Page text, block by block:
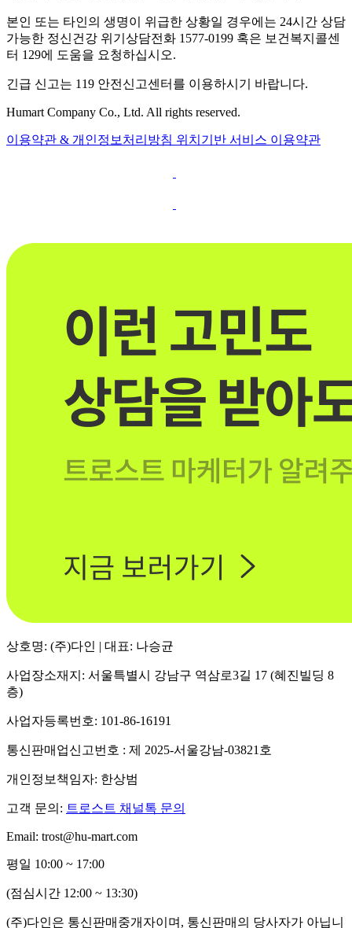
본인 또는 타인의 생명이 위급한 상황일 경우에는 24시간 상담
가능한 정신건강 위기상담전화 1577-0199 혹은 보건복지콜센
터 129에 도움을 요청하십시오.
긴급 신고는 119 안전신고센터를 이용하시기 바랍니다.
Humart Company Co., Ltd. All rights reserved.
이용약관 & 개인정보처리방침 위치기반 서비스 이용약관
상호명: (주)다인 | 대표: 나승균
사업장소재지: 서울특별시 강남구 역삼로3길 17 (혜진빌딩 8
층)
사업자등록번호: 101-86-16191
통신판매업신고번호 : 제 2025-서울강남-03821호
개인정보책임자: 한상범
고객 문의: 트로스트 채널톡 문의
Email: trost@hu-mart.com
평일 10:00 ~ 17:00
(점심시간 12:00 ~ 13:30)
(주)다인은 통신판매중개자이며, 통신판매의 당사자가 아닙니